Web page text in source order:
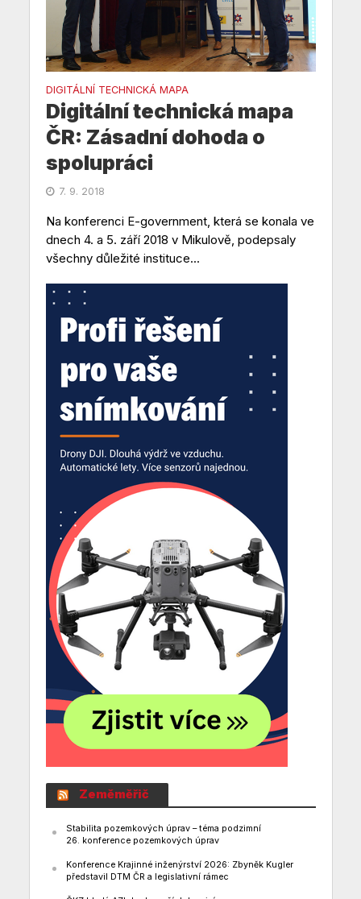
DIGITÁLNÍ TECHNICKÁ MAPA
Digitální technická mapa
ČR: Zásadní dohoda o
spolupráci
7. 9. 2018
Na konferenci E-government, která se konala ve
dnech 4. a 5. září 2018 v Mikulově, podepsaly
všechny důležité instituce...
Zeměměřič
Stabilita pozemkových úprav – téma podzimní
26. konference pozemkových úprav
Konference Krajinné inženýrství 2026: Zbyněk Kugler
představil DTM ČR a legislativní rámec